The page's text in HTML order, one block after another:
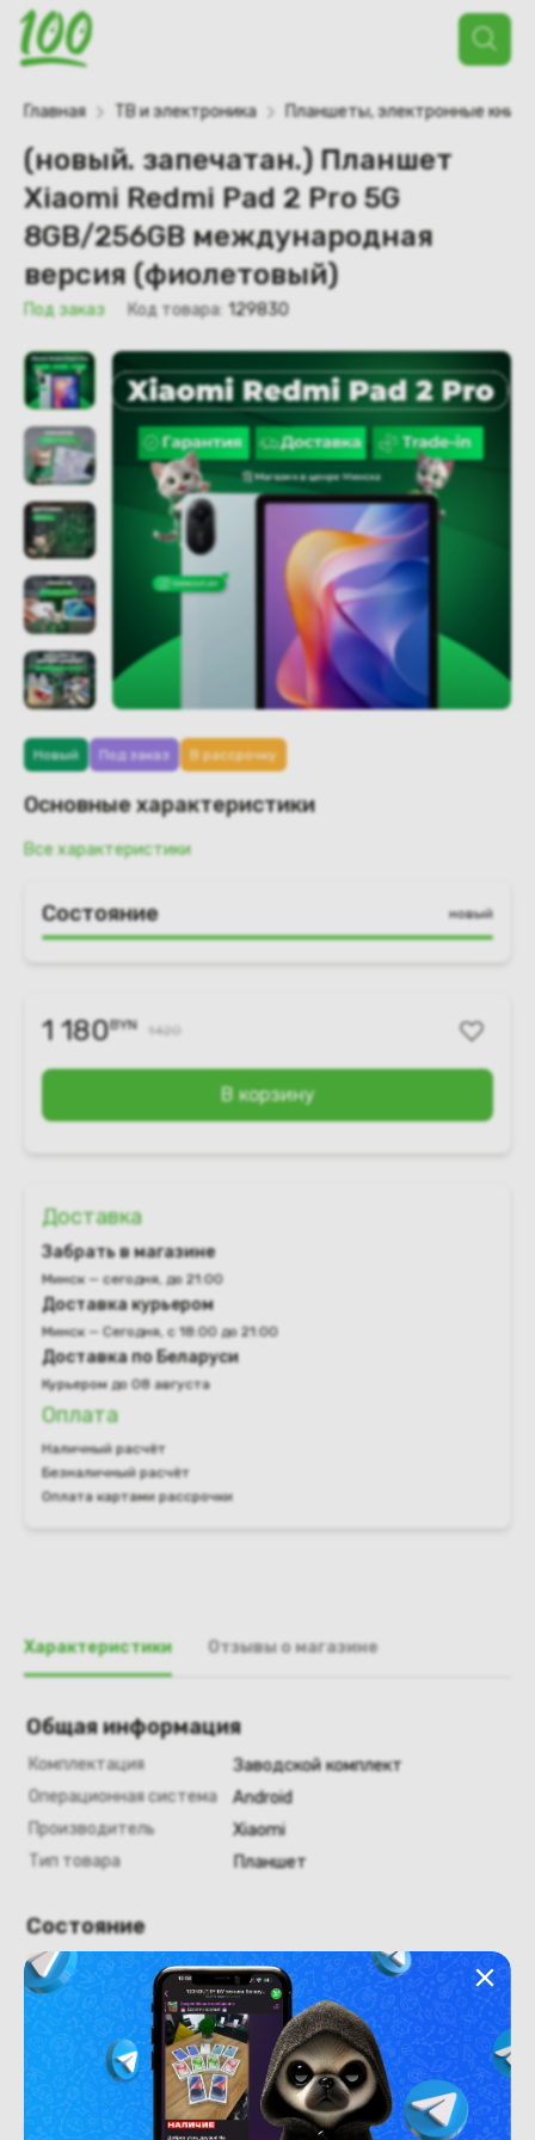
Поиск
товаров
Главная ТВ и электроника Планшеты, электронные книги
(новый. запечатан.) Планшет
Xiaomi Redmi Pad 2 Pro 5G
8GB/256GB международная
версия (фиолетовый)
Под заказ Код товара: 129830
Новый Под заказ В рассрочку
Основные характеристики
Все характеристики
Состояние новый
1 180BYN 1420
В корзину
Доставка
Забрать в магазине
Минск — сегодня, до 21:00
Доставка курьером
Минск — Сегодня, с 18:00 до 21:00
Доставка по Беларуси
Курьером до 08 августа
Оплата
Наличный расчёт
Безналичный расчёт
Оплата картами рассрочки
Характеристики Отзывы о магазине
Общая информация
Комплектация
Заводской комплект
Операционная система
Android
Производитель
Xiaomi
Тип товара
Планшет
Состояние
Состояние новый
Похожие товары